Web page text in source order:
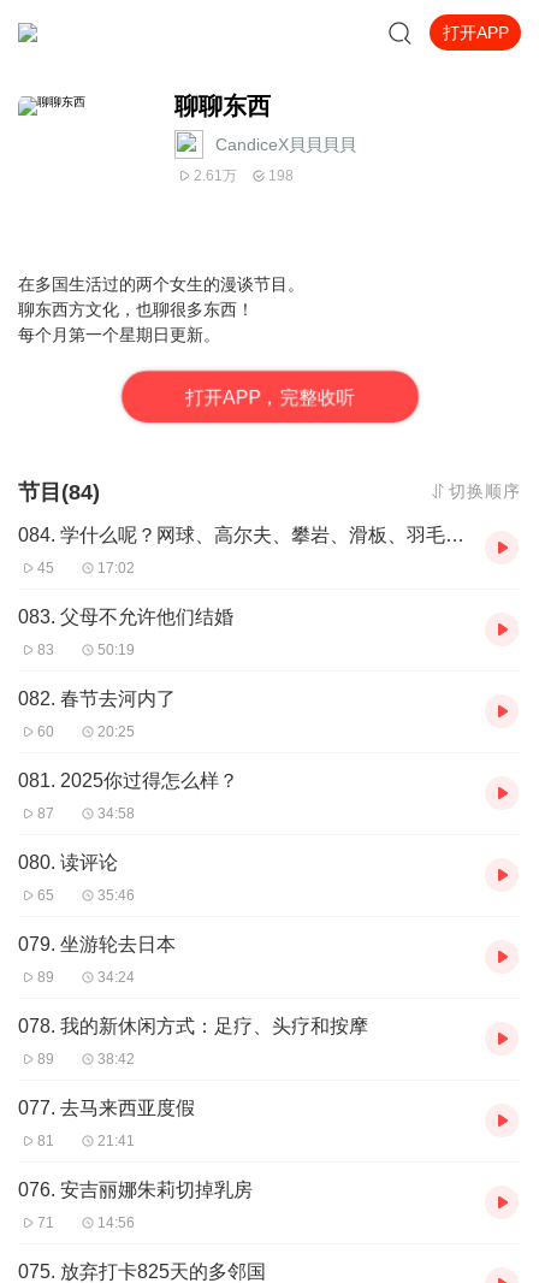
打开APP
聊聊东西
CandiceX貝貝貝貝
2.61万 198
在多国生活过的两个女生的漫谈节目。
聊东西方文化，也聊很多东西！
每个月第一个星期日更新。
打开APP，完整收听
节目(84) 切换顺序
084. 学什么呢？网球、高尔夫、攀岩、滑板、羽毛球...
45 17:02
083. 父母不允许他们结婚
83 50:19
082. 春节去河内了
60 20:25
081. 2025你过得怎么样？
87 34:58
080. 读评论
65 35:46
079. 坐游轮去日本
89 34:24
078. 我的新休闲方式：足疗、头疗和按摩
89 38:42
077. 去马来西亚度假
81 21:41
076. 安吉丽娜朱莉切掉乳房
71 14:56
075. 放弃打卡825天的多邻国